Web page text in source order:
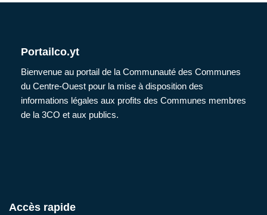
Portailco.yt
Bienvenue au portail de la Communauté des Communes
du Centre-Ouest pour la mise à disposition des
informations légales aux profits des Communes membres
de la 3CO et aux publics.
Accès rapide